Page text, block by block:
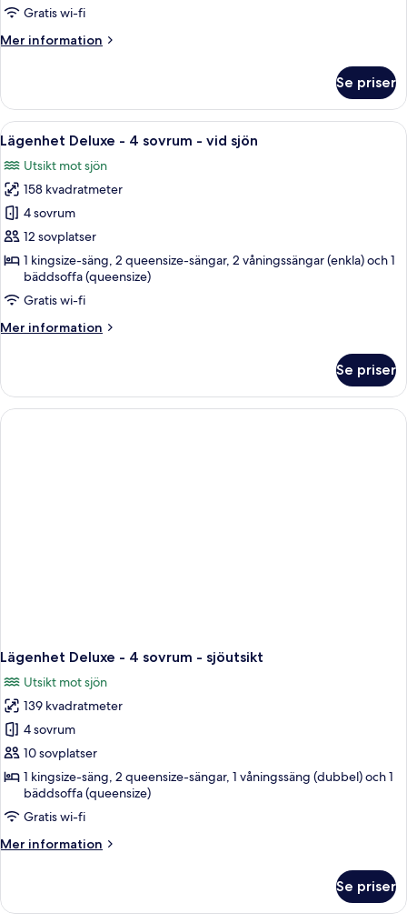
w/
Loft
Gratis wi-fi
Mer information
Mer
BD
Cabin
w/
Loft
#25
Se priser
Öppna
alla
foton
för
Lägenhet
Deluxe
-
sovrum
-
vid
Ett vardagsrum med en öppen spis,
27
Lägenhet Deluxe - 4 sovrum - vid sjön
Utsikt mot sjön
158 kvadratmeter
4 sovrum
12 sovplatser
1 kingsize-säng, 2 queensize-sängar, 2 våningssängar (enkla) och 1
bäddsoffa (queensize)
Gratis wi-fi
Mer information
Mer
Deluxe
4
Se priser
Lägenhet Deluxe - 4 sovrum - sjöutsikt
Utsikt mot sjön
139 kvadratmeter
4 sovrum
10 sovplatser
1 kingsize-säng, 2 queensize-sängar, 1 våningssäng (dubbel) och 1
bäddsoffa (queensize)
Gratis wi-fi
Mer information
Mer
Deluxe
Se priser